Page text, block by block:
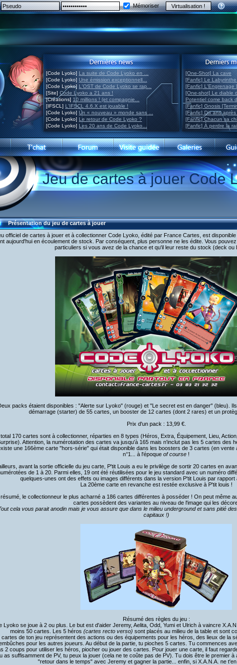
Mémoriser
[Code Lyoko] La suite de Code Lyoko en ...
[Code Lyoko] Une émission exceptionnell...
[Code Lyoko] L'OST de Code Lyoko se rap...
[Site] Code Lyoko a 21 ans !
[Créations] 10 millions ! (et compagnie...
[IFSCL] L'IFSCL 4.6.X est jouable !
[Code Lyoko] Un « nouveau » monde sans ...
[Code Lyoko] Le retour de Code Lyoko ?
[Code Lyoko] Les 20 ans de Code Lyoko...
[One-Shot] La cave
[Fanfic] Le
[Fanfic] L'Engrenage
[One-shot] Le diable
Potentiel come back
[Fanfic] Gnosis
[Fanfic] Dix ans après
[Fanfic] Chacun sa
[Fanfic] À perdre la
Jeu de cartes à jouer Code
Présentation du jeu de cartes à jouer
officiel de cartes à jouer et à collectionner Code Lyoko, édité par France Cartes, est
aujourd'hui en écoulement de stock. Par conséquent, plus personne ne les édite. Vous
particuliers si vous avez de la chance et qu'il leur reste du stock (deck ou
packs étaient disponibles : "Alerte sur Lyoko" (rouge) et "Le secret est en danger" (bleu).
démarrage (starter) de 55 cartes, un booster de 12 cartes (dont 2 rares) et un
Prix d'un pack : 13,99 €.
170 cartes sont à collectionner, réparties en 8 types (Héros, Extra, Équipement, Lieu,
Attention, la numérotation des cartes va jusqu'à 165 mais n'inclut pas les 5 cartes des
une 166ème carte "hors-série" qui était disponible dans les boosters de 3 cartes (en
n°1... à l'époque of course !
avant la sortie officielle du jeu carte, P'tit Louis a eu le privilège de sortir 20 cartes en
de 1 à 20. Parmi elles, 19 ont été réutilisées pour le jeu standard avec un numéro
quelques-unes ont des effets ou images différents dans la version P'tit Louis par rapport
La 20ème carte en revanche est restée exclusive à P'tit louis !
résumé, le collectionneur le plus acharné a 186 cartes différentes à posséder ! On peut même
cartes possèdent des variantes au niveau de l'image qui les
cela vous parait anodin mais je vous assure que dans le milieu underground et sans pitié
capitaux !)
Résumé des règles du jeu :
Lyoko se joue à 2 ou plus. Le but est d'aider Jeremy, Aelita, Odd, Yumi et Ulrich à vaincre
moins 50 cartes. Les 5 héros (cartes recto verso) sont placés au milieu de la table et sont
cartes de ton jeu représentent des actions ou des équipements pour les héros, des lieux de la
pour les autres joueurs. Au début de la partie, tu pioches 5 cartes. Tu commences
2 coups pour utiliser les héros, piocher ou jouer des cartes. Pour jouer une carte, il faut
as suffisamment de PV, tu peux la jouer (cela ne te coûte pas de PV). Tu dois être le premier
"retour dans le temps" avec Jeremy et gagner la partie... enfin, si X.A.N.A. ne